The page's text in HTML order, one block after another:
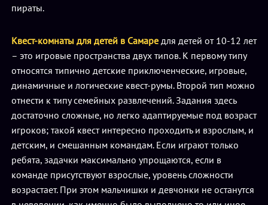
пираты.
Квест-комнаты для детей в Самаре для детей от 10-12 лет
– это игровые пространства двух типов. К первому типу
относятся типично детские приключенческие, игровые,
динамичные и логические квест-румы. Второй тип можно
отнести к типу семейных развлечений. Задания здесь
достаточно сложные, но легко адаптируемые под возраст
игроков; такой квест интересно проходить и взрослым, и
детским, и смешанным командам. Если играют только
ребята, задачки максимально упрощаются, если в
команде присутствуют взрослые, уровень сложности
возрастает. При этом мальчишки и девчонки не останутся